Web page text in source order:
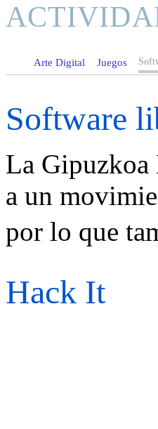
Arte Digital Juegos
Software
La Gipuzkoa
a un
por lo que
Hack It